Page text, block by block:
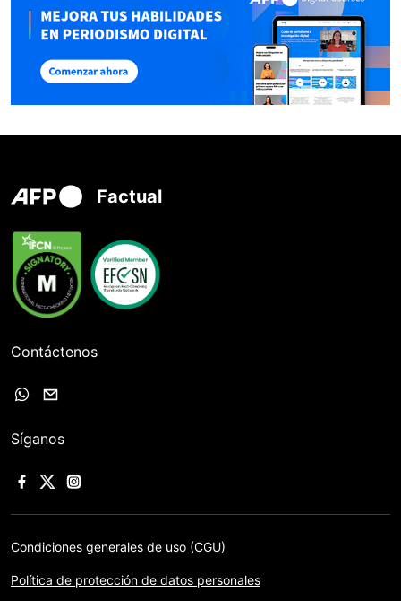
Factual
Contáctenos
Síganos
Condiciones generales de uso (CGU)
Política de protección de datos personales